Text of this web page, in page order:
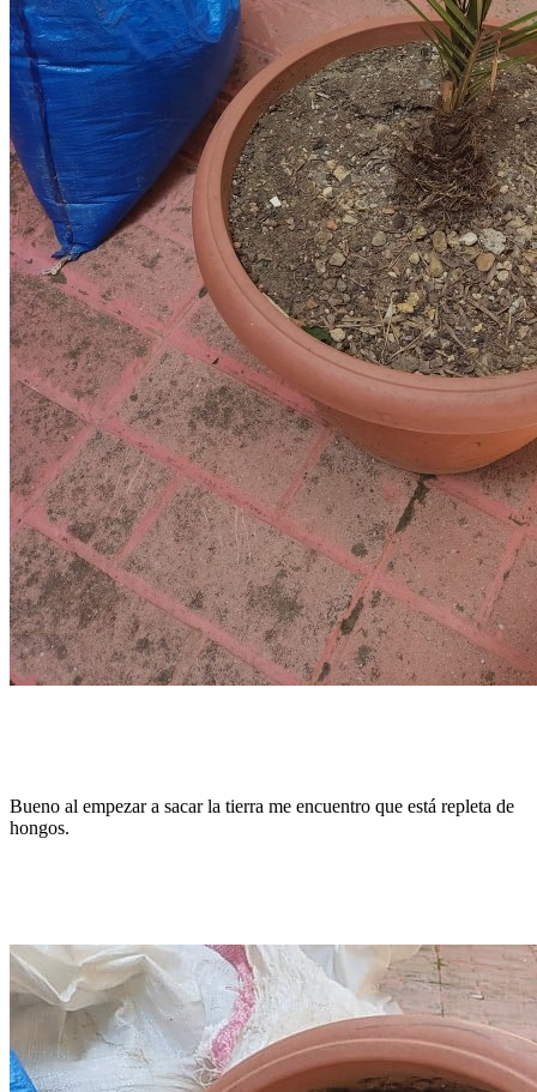
Bueno al empezar a sacar la tierra me encuentro que está repleta de
hongos.